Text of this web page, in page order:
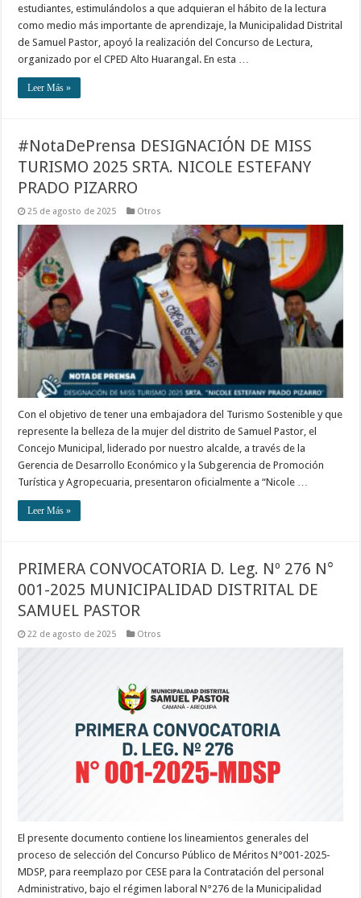
estudiantes, estimulándolos a que adquieran el hábito de la lectura
como medio más importante de aprendizaje, la Municipalidad Distrital
de Samuel Pastor, apoyó la realización del Concurso de Lectura,
organizado por el CPED Alto Huarangal. En esta …
Leer Más »
#NotaDePrensa DESIGNACIÓN DE MISS
TURISMO 2025 SRTA. NICOLE ESTEFANY
PRADO PIZARRO
25 de agosto de 2025 Otros
Con el objetivo de tener una embajadora del Turismo Sostenible y que
represente la belleza de la mujer del distrito de Samuel Pastor, el
Concejo Municipal, liderado por nuestro alcalde, a través de la
Gerencia de Desarrollo Económico y la Subgerencia de Promoción
Turística y Agropecuaria, presentaron oficialmente a “Nicole …
Leer Más »
PRIMERA CONVOCATORIA D. Leg. Nº 276 N°
001-2025 MUNICIPALIDAD DISTRITAL DE
SAMUEL PASTOR
22 de agosto de 2025 Otros
El presente documento contiene los lineamientos generales del
proceso de selección del Concurso Público de Méritos N°001-2025-
MDSP, para reemplazo por CESE para la Contratación del personal
Administrativo, bajo el régimen laboral N°276 de la Municipalidad